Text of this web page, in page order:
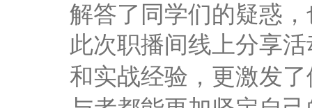
解答了同学们的疑惑
此次职播间线上分享
和实战经验，更激发